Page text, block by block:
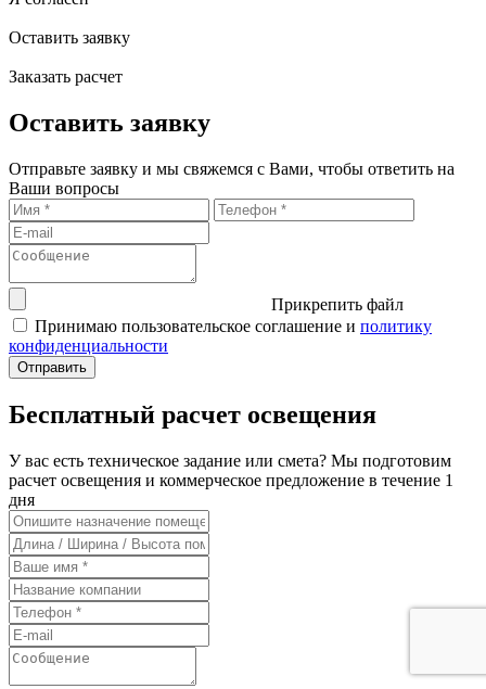
Оставить заявку
Заказать расчет
Оставить заявку
Отправьте заявку и мы свяжемся с Вами, чтобы ответить на
Ваши вопросы
Прикрепить файл
Принимаю пользовательское соглашение и политику
конфиденциальности
Бесплатный расчет освещения
У вас есть техническое задание или смета? Мы подготовим
расчет освещения и коммерческое предложение в течение 1
дня